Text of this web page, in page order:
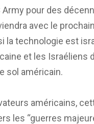
Army pour des
avec le
la technologie est
et les
sol américain.
américains,
les “guerres